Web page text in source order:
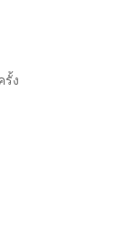
รั้ง